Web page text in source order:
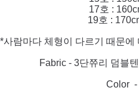
17호 :
19호 :
*사람마다 체형이 다르기 때문
Fabric - 3단쮸리 덤블
Color -